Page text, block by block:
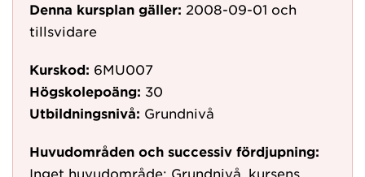
Denna kursplan gäller: 2008-09-01 och
tillsvidare
Kurskod: 6MU007
Högskolepoäng: 30
Utbildningsnivå: Grundnivå
Huvudområden och successiv fördjupning:
Inget huvudområde: Grundnivå, kursens